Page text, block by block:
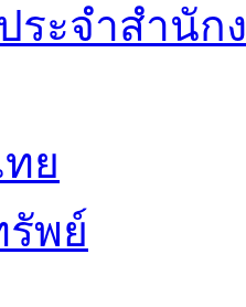
ระจำสำนัก
ย
พย์